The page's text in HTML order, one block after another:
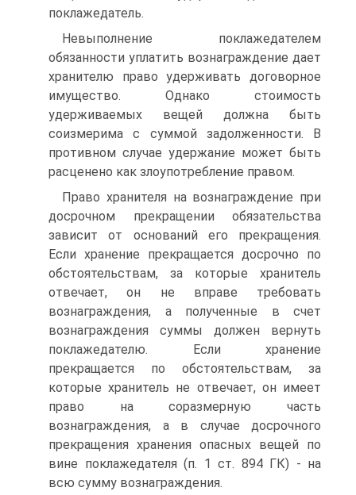
поклажедатель.
Невыполнение поклажедателем
обязанности уплатить вознаграждение дает
хранителю право удерживать договорное
имущество. Однако стоимость
удерживаемых вещей должна быть
соизмерима с суммой задолженности. В
противном случае удержание может быть
расценено как злоупотребление правом.
Право хранителя на вознаграждение при
досрочном прекращении обязательства
зависит от оснований его прекращения.
Если хранение прекращается досрочно по
обстоятельствам, за которые хранитель
отвечает, он не вправе требовать
вознаграждения, а полученные в счет
вознаграждения суммы должен вернуть
поклажедателю. Если хранение
прекращается по обстоятельствам, за
которые хранитель не отвечает, он имеет
право на соразмерную часть
вознаграждения, а в случае досрочного
прекращения хранения опасных вещей по
вине поклажедателя (п. 1 ст. 894 ГК) - на
всю сумму вознаграждения.